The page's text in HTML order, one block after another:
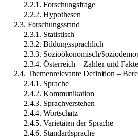
2.2.1. Forschungsfrage
2.2.2. Hypothesen
2.3. Forschungsstand
2.3.1. Statistisch
2.3.2. Bildungssprachlich
2.3.3. Sozioökonomisch/
2.3.4. Österreich – Zahlen und
2.4. Themenrelevante Definition –
2.4.1. Sprache
2.4.2. Kommunikation
2.4.3. Sprachverstehen
2.4.4. Wortschatz
2.4.5. Varietäten der Sprache
2.4.6. Standardsprache